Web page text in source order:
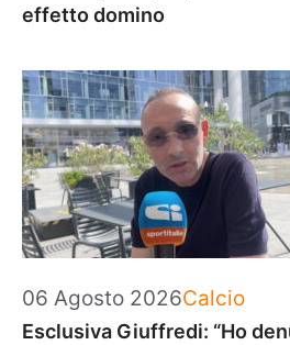
effetto domino
06 Agosto 2026Categorie
Calcio
Esclusiva Giuffredi: “Ho